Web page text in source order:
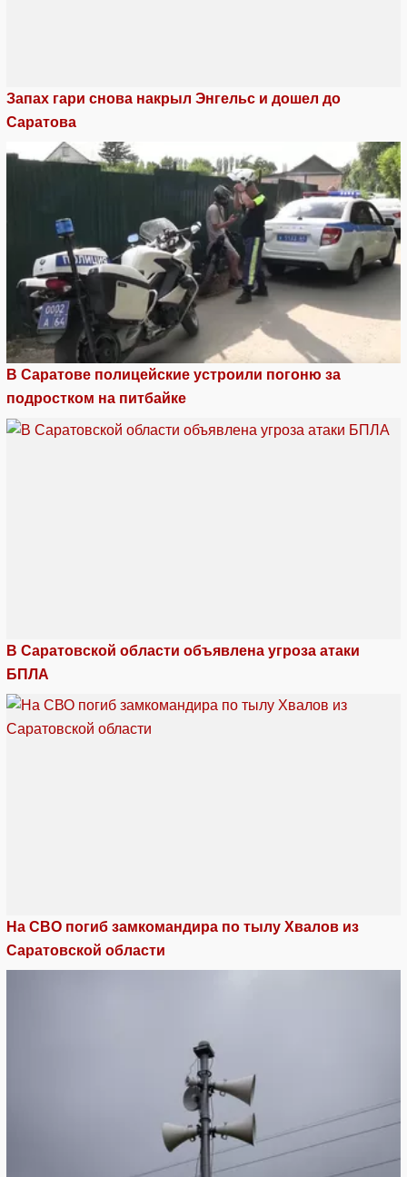
Запах гари снова накрыл Энгельс и дошел до
Саратова
В Саратове полицейские устроили погоню за
подростком на питбайке
В Саратовской области объявлена угроза атаки
БПЛА
На СВО погиб замкомандира по тылу Хвалов из
Саратовской области